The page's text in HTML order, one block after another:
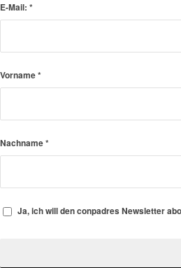
E-Mail: *
Vorname*
Nachname*
Ja, ich will den conpadres Newsletter